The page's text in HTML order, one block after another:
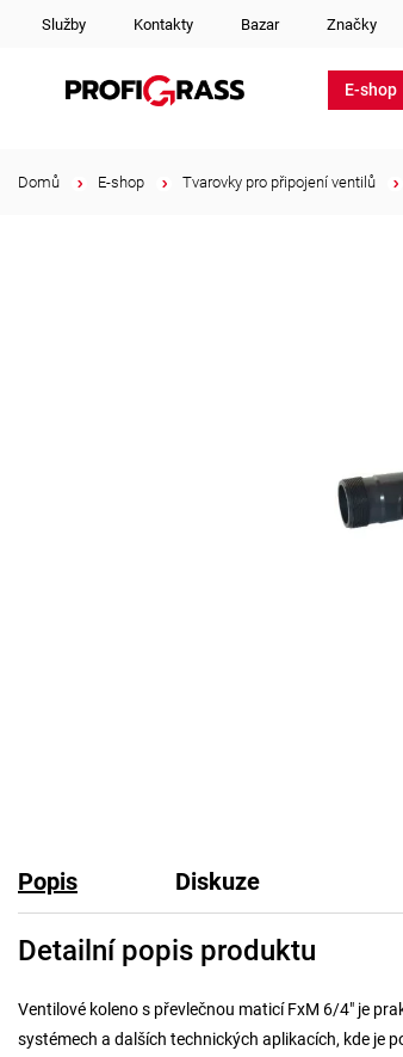
Služby Kontakty Bazar Značky
E-shop
Domů E-shop Tvarovky pro připojení ventilů
Popis Diskuze
Detailní popis produktu
Ventilové koleno s převlečnou maticí FxM 6/4" je
systémech a dalších technických aplikacích, kde je